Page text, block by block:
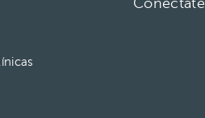
Conectate